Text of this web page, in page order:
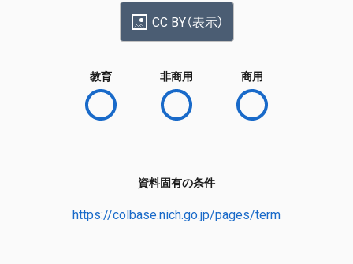
CC BY（表示）
教育 非商用 商用
資料固有の条件
https://colbase.nich.go.jp/pages/term